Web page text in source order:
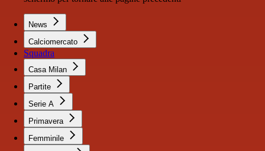
News
Calciomercato
Squadra
Casa Milan
Partite
Serie A
Primavera
Femminile